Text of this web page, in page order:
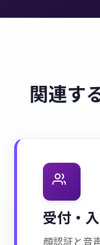
関連す
受付・
顔認証と音